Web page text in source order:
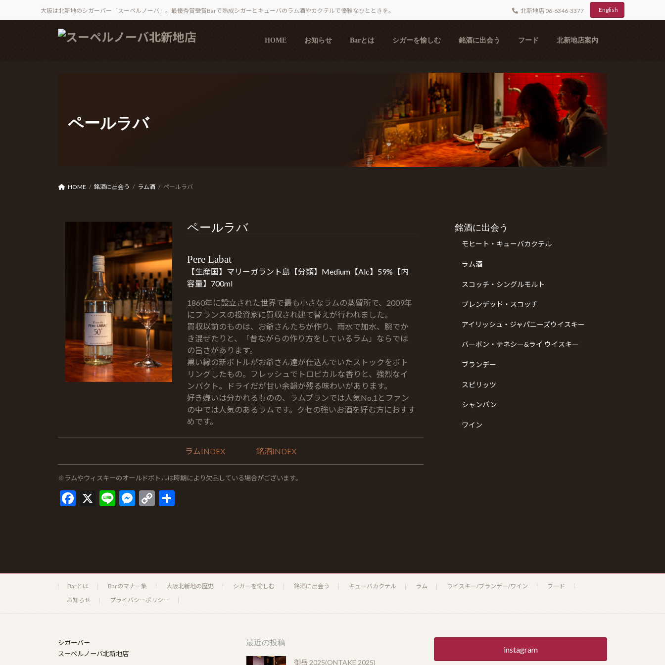
大阪は北新地のシガーバー「スーペルノーバ」。最優秀賞受賞Barで熟成シガーとキューバのラム酒やカクテルで優雅なひとときを。 北新地店 06-6346-3377 English
HOME お知らせ Barとは シガーを愉しむ 銘酒に出会う フード 北新地店案内
ペールラバ
HOME 銘酒に出会う ラム酒 ペールラバ
ペールラバ
Pere Labat
【生産国】マリーガラント島【分類】Medium【Alc】59%【内
容量】700ml
1860年に設立された世界で最も小さなラムの蒸留所で、2009年
にフランスの投資家に買収され建て替えが行われました。
買収以前のものは、お爺さんたちが作り、雨水で加水、腕でか
き混ぜたりと、「昔ながらの作り方をしているラム」ならでは
の旨さがあります。
黒い縁の新ボトルがお爺さん達が仕込んでいたストックをボト
リングしたもの。フレッシュでトロピカルな香りと、強烈なイ
ンパクト。ドライだが甘い余韻が残る味わいがあります。
好き嫌いは分かれるものの、ラムブランでは人気No.1とファン
の中では人気のあるラムです。クセの強いお酒を好む方におすす
めです。
ラムINDEX 銘酒INDEX
※ラムやウィスキーのオールドボトルは時期により欠品している場合がございます。
F
o
k
X
Li M
er
C
n
k
銘酒に出会う
モヒート・キューバカクテル
ラム酒
スコッチ・シングルモルト
ブレンデッド・スコッチ
アイリッシュ・ジャパニーズウイスキー
バーボン・テネシー&ライ ウイスキー
ブランデー
スピリッツ
シャンパン
ワイン
Barとは Barのマナー集 大阪北新地の歴史 シガーを愉しむ 銘酒に出会う キューバカクテル ラム ウイスキー/ブランデー/ワイン
フード
お知らせ
プライバシーポリシー
シガーバー
スーペルノーバ北新地店
最近の投稿
御岳 2025(ONTAKE 2025)
instagram